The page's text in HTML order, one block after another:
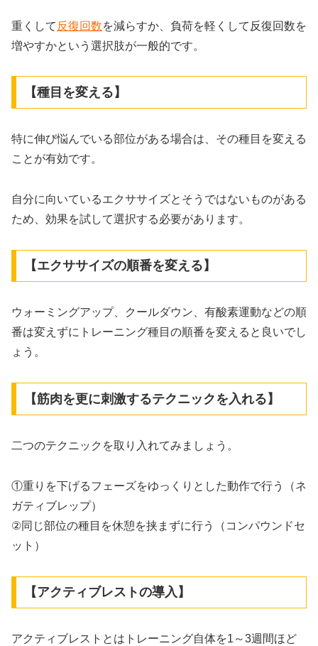
重くして 反復回数を減らすか、負荷を軽くして反復回数を
増やすかという選択肢が一般的です。
【種目を変える】
特に伸び悩んでいる部位がある場合は、その種目を変える
ことが有効です。
自分に向いているエクササイズとそうではないものがある
ため、効果を試して選択する必要があります。
【エクササイズの順番を変える】
ウォーミングアップ、クールダウン、有酸素運動などの順
番は変えずにトレーニング種目の順番を変えると良いでし
ょう。
【筋肉を更に刺激するテクニックを入れる】
二つのテクニックを取り入れてみましょう。
①重りを下げるフェーズをゆっくりとした動作で行う（ネ
ガティブレップ）
②同じ部位の種目を休憩を挟まずに行う（コンパウンドセ
ット）
【アクティブレストの導入】
アクティブレストとはトレーニング自体を1～3週間ほど